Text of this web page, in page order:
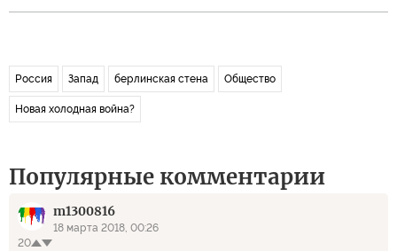
Россия Запад берлинская стена Общество
Новая холодная война?
Популярные комментарии
m1300816
18 марта 2018, 00:26
20